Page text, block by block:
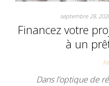
septembre 28,
Financez votre
à un
Dans l’optique de